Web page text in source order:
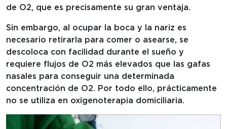
de O2, que es precisamente su gran ventaja.
Sin embargo, al ocupar la boca y la nariz es
necesario retirarla para comer o asearse, se
descoloca con facilidad durante el sueño y
requiere flujos de O2 más elevados que las gafas
nasales para conseguir una determinada
concentración de O2. Por todo ello, prácticamente
no se utiliza en oxigenoterapia domiciliaria.